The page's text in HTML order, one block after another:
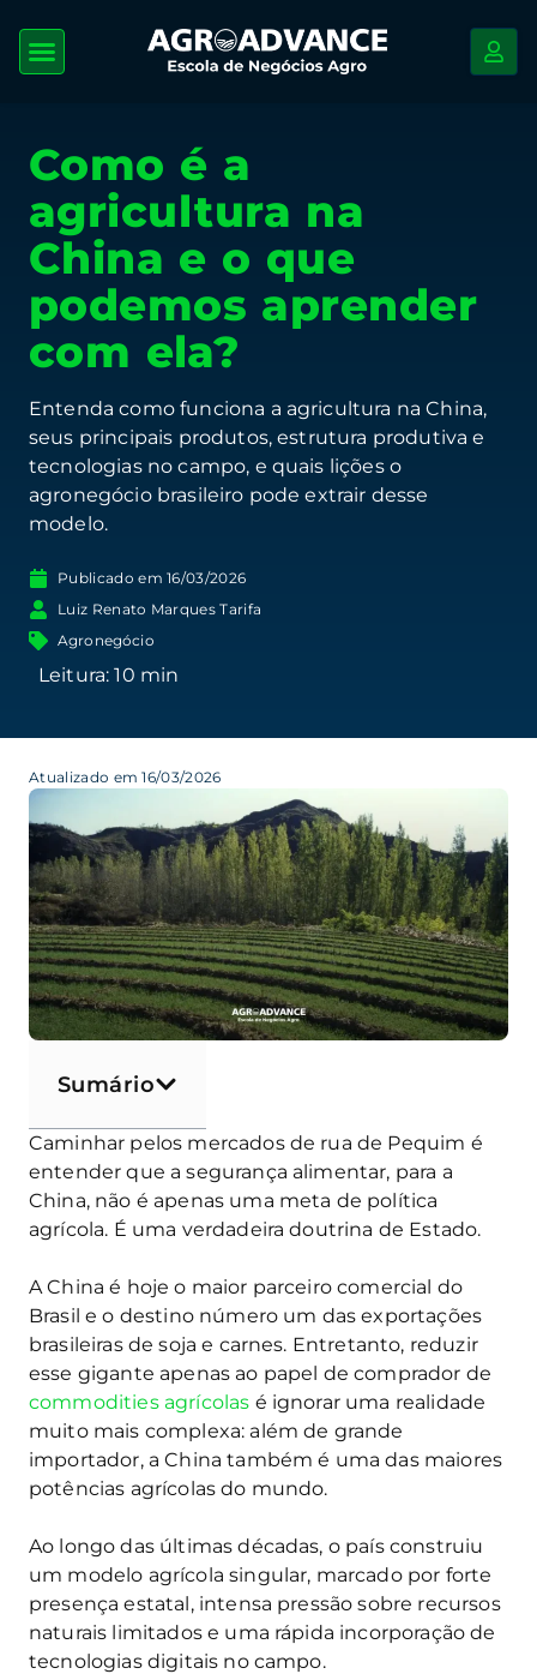
Como é a
agricultura na
China e o que
podemos aprender
com ela?
Entenda como funciona a agricultura na China,
seus principais produtos, estrutura produtiva e
tecnologias no campo, e quais lições o
agronegócio brasileiro pode extrair desse
modelo.
Publicado em 16/03/2026
Luiz Renato Marques Tarifa
Agronegócio
Atualizado em 16/03/2026
Sumário
Caminhar pelos mercados de rua de Pequim é
entender que a segurança alimentar, para a
China, não é apenas uma meta de política
agrícola. É uma verdadeira doutrina de Estado.
A China é hoje o maior parceiro comercial do
Brasil e o destino número um das exportações
brasileiras de soja e carnes. Entretanto, reduzir
esse gigante apenas ao papel de comprador de
commodities agrícolas é ignorar uma realidade
muito mais complexa: além de grande
importador, a China também é uma das maiores
potências agrícolas do mundo.
Ao longo das últimas décadas, o país construiu
um modelo agrícola singular, marcado por forte
presença estatal, intensa pressão sobre recursos
naturais limitados e uma rápida incorporação de
tecnologias digitais no campo.